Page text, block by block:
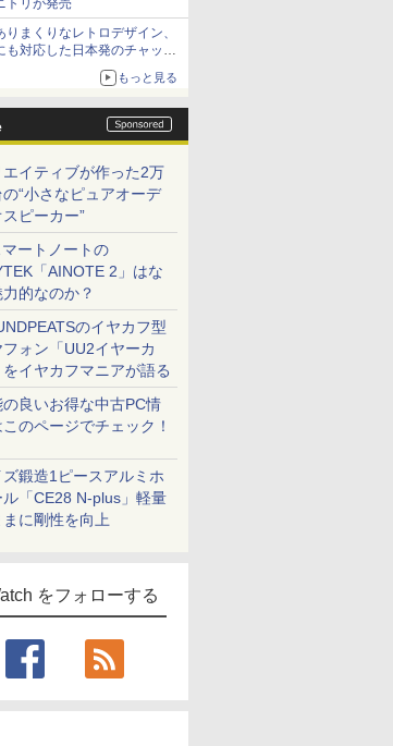
トリが発売
りまくりなレトロデザイン、
も対応した日本発のチャット
もっと見る
エイティブが作った2万
の“小さなピュアオーデ
スピーカー”
ートノートの
「AINOTE 2」はな
的なのか？
のイヤカフ型
フォン「UU2イヤーカ
をイヤカフマニアが語る
の良いお得な中古PC情
のページでチェック！
ズ鍛造1ピースアルミホ
ル「CE28 N-plus」軽量
まに剛性を向上
をフォローする